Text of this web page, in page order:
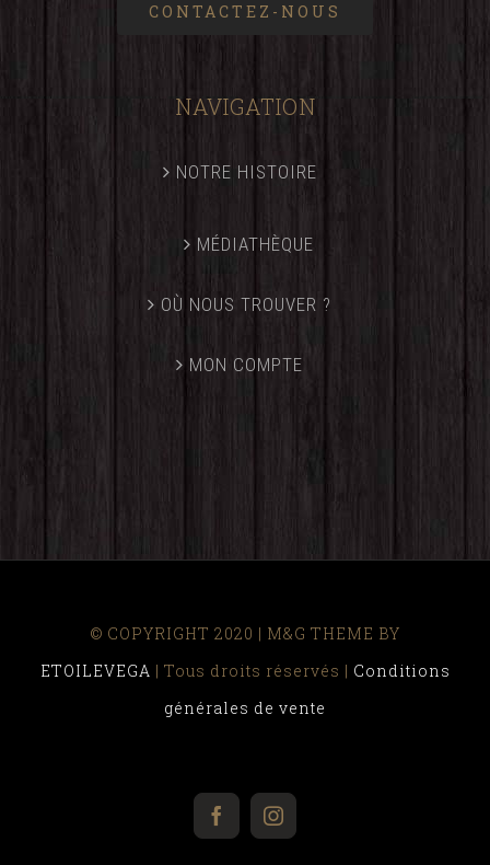
CONTACTEZ-NOUS
NAVIGATION
NOTRE HISTOIRE
MÉDIATHÈQUE
OÙ NOUS TROUVER ?
MON COMPTE
© COPYRIGHT 2020 | M&G THEME BY
ETOILEVEGA | Tous droits réservés | Conditions
générales de vente
facebook instagram